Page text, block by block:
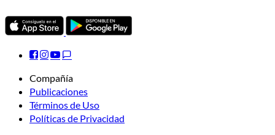
Compañía
Publicaciones
Términos de Uso
Políticas de Privacidad